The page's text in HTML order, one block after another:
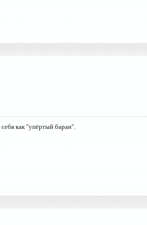
как "упёртый баран".